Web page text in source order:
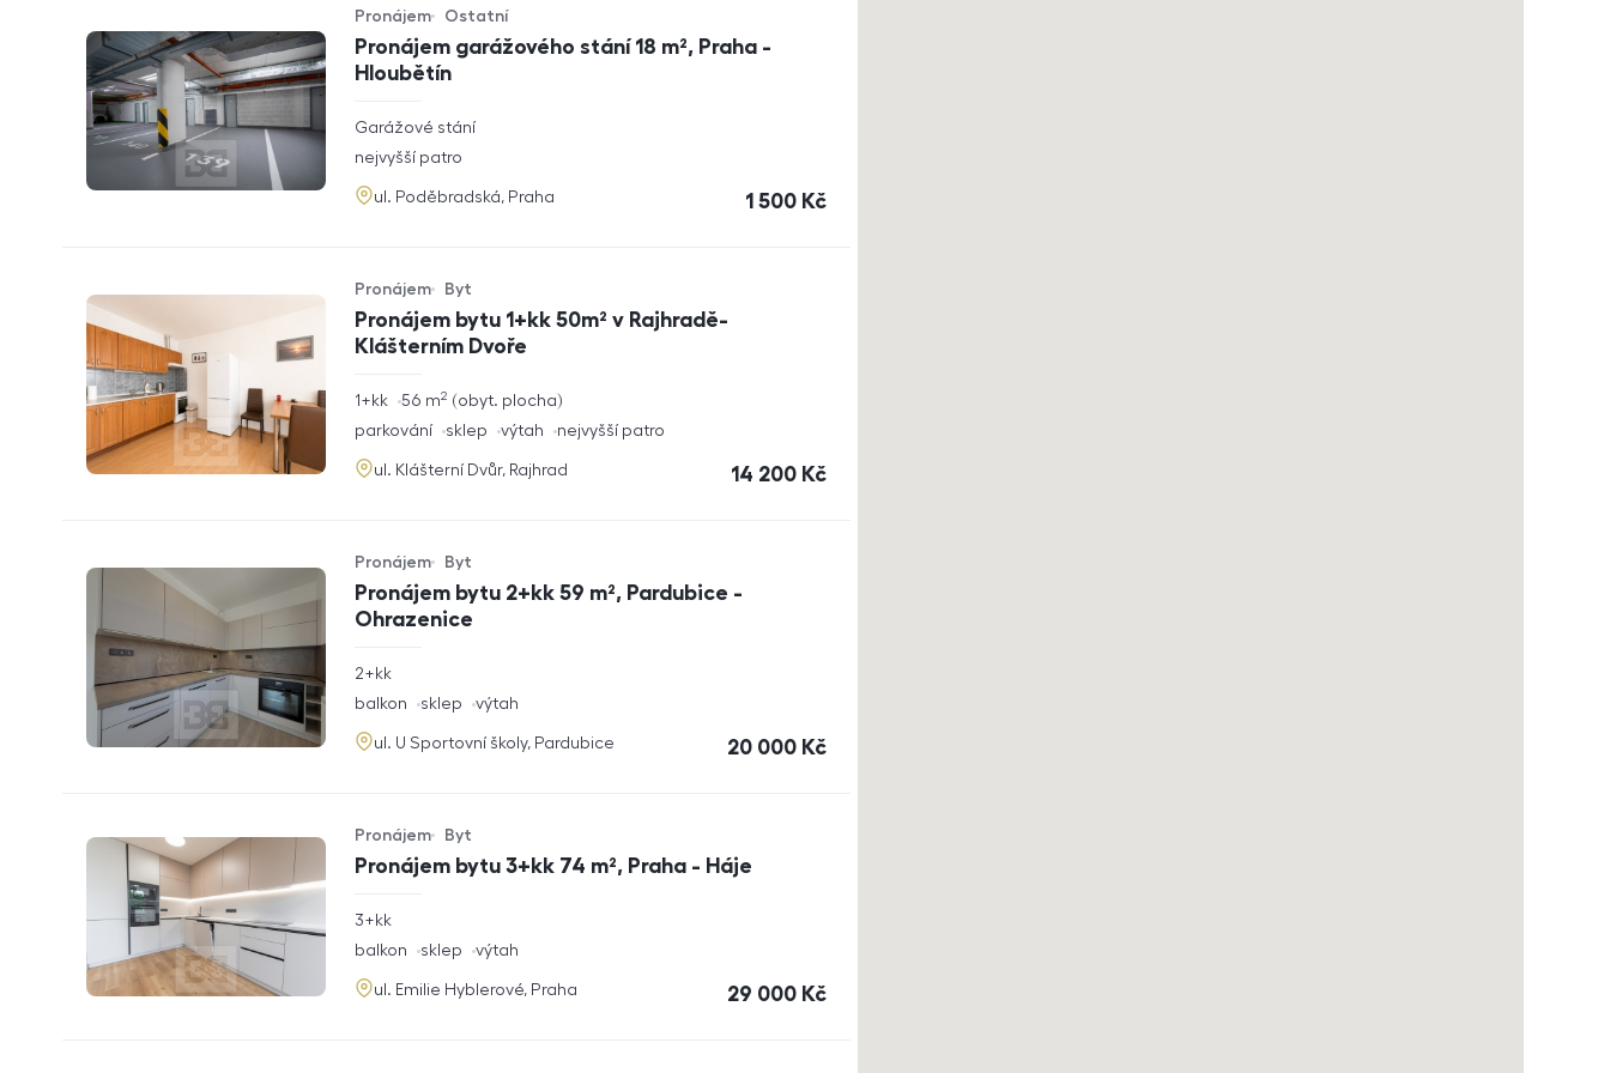
Pronájem garážového stání 18 m², Praha -
Hloubětín
Typ nabídky
Pronájem
Typ nemovitosti
Ostatní
rozměry
Garážové stání
funkce
nejvyšší patro
adresa
ul. Poděbradská, Praha cena
1 500 Kč
Pronájem bytu 1+kk 50m² v Rajhradě-
Klášterním Dvoře
Typ nabídky
Pronájem
Typ nemovitosti
Byt
rozměry
1+kk obyt. plocha
56 m2
funkce
parkování sklep výtah nejvyšší patro
adresa
ul. Klášterní Dvůr, Rajhrad cena
14 200 Kč
Pronájem bytu 2+kk 59 m², Pardubice -
Ohrazenice
Typ nabídky
Pronájem
Typ nemovitosti
Byt
rozměry
2+kk
funkce
balkon sklep výtah
adresa
ul. U Sportovní školy, Pardubice cena
20 000 Kč
Pronájem bytu 3+kk 74 m², Praha - Háje
Typ nabídky
Pronájem
Typ nemovitosti
Byt
rozměry
3+kk
funkce
balkon sklep výtah
adresa
ul. Emilie Hyblerové, Praha cena
29 000 Kč